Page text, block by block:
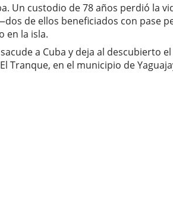
Un custodio de 78 años perdió la
de ellos beneficiados con pase
en la isla.
a Cuba y deja al descubierto
Tranque, en el municipio de